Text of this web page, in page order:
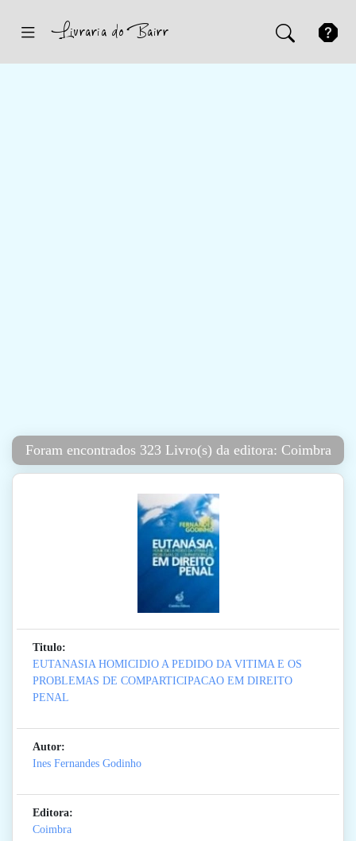
Foram encontrados 323 Livro(s) da editora: Coimbra
Titulo:
EUTANASIA HOMICIDIO A PEDIDO DA VITIMA E OS
PROBLEMAS DE COMPARTICIPACAO EM DIREITO
PENAL
Autor:
Ines Fernandes Godinho
Editora:
Coimbra